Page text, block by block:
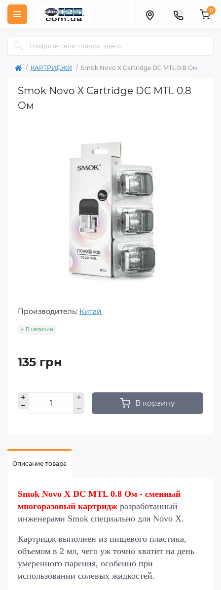
0
КАРТРИДЖИ Smok Novo X Cartridge DC MTL 0.8 Ом
Smok Novo X Cartridge DC MTL 0.8
Ом
Производитель: Китай
В наличии
135 грн
В корзину
Описание товара
Smok Novo X DC MTL 0.8 Ом - сменный
многоразовый картридж разработанный
инженерами Smok специально для Novo X.
Картридж выполнен из пищевого пластика,
объемом в 2 мл, чего уж точно хватит на день
умеренного парения, особенно при
использовании солевых жидкостей.